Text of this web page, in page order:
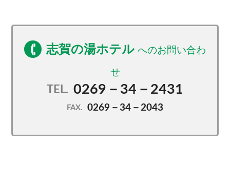
志賀の湯ホテル
TEL. 0269－34－2431
FAX. 0269－34－2043